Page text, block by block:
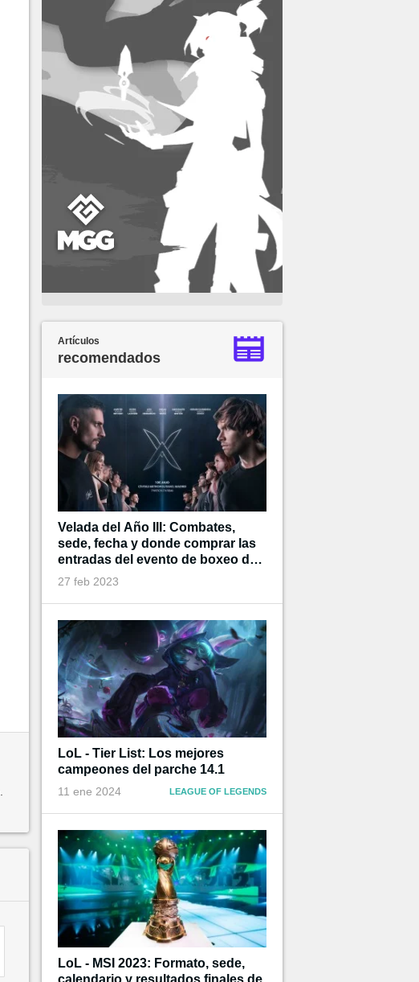
Artículos
recomendados
Velada del Año III: Combates,
sede, fecha y donde comprar las
entradas del evento de boxeo de
Ibai
27 feb 2023
LoL - Tier List: Los mejores
campeones del parche 14.1
11 ene 2024 LEAGUE OF LEGENDS
LoL - MSI 2023: Formato, sede,
calendario y resultados finales de